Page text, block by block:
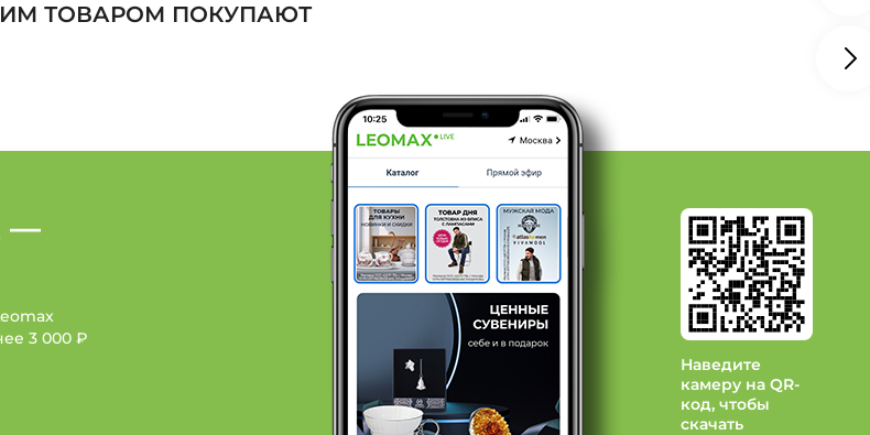
Обувь: Бренд MAXWELLA Обувь: Бренд MILORES
Обувь: Бренд Nehir
ТОВАРОМ ПОКУПАЮТ
—
3 000 ₽
Наведите
камеру на QR-
код, чтобы
скачать